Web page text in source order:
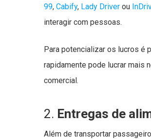
99, Cabify, Lady Driver ou
interagir com pessoas.
Para potencializar os lucros é
rapidamente pode lucrar mais
comercial.
2. Entregas de
Além de transportar